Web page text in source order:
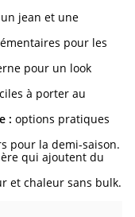
jean et une
pour les
pour un look
à porter au
: options pratiques
pour la demi-saison.
qui ajoutent du
et chaleur sans bulk.